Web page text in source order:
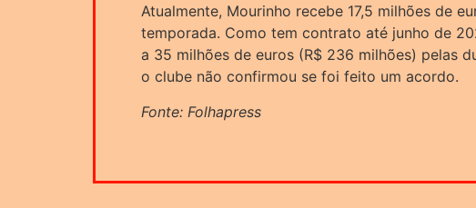
Atualmente, Mourinho recebe 17,5 milhões de
temporada. Como tem contrato até junho de
a 35 milhões de euros (R$ 236 milhões) pelas
o clube não confirmou se foi feito um acordo.
Fonte: Folhapress